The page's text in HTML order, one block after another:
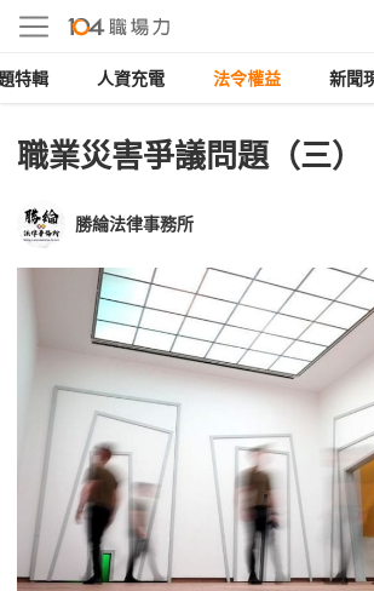
特輯 人資充電 法令權益 新聞
職業災害爭議問題（三）
勝綸法律事務所